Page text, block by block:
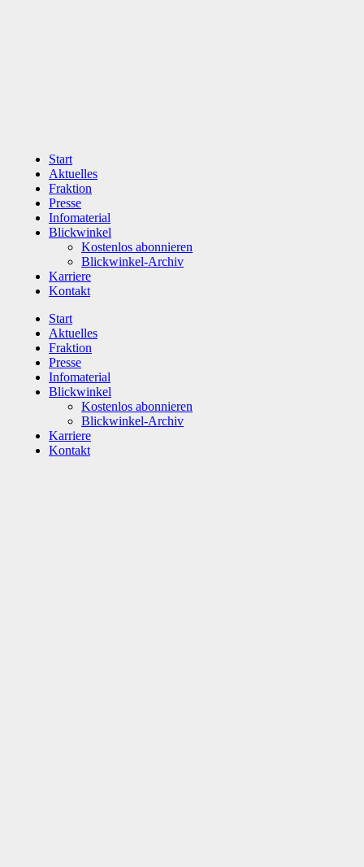
Start
Aktuelles
Fraktion
Presse
Infomaterial
Blickwinkel
Kostenlos abonnieren
Blickwinkel-Archiv
Karriere
Kontakt
Start
Aktuelles
Fraktion
Presse
Infomaterial
Blickwinkel
Kostenlos abonnieren
Blickwinkel-Archiv
Karriere
Kontakt